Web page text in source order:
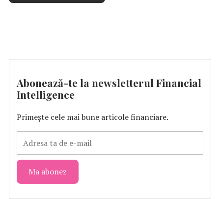
Abonează-te la newsletterul Financial
Intelligence
Primește cele mai bune articole financiare.